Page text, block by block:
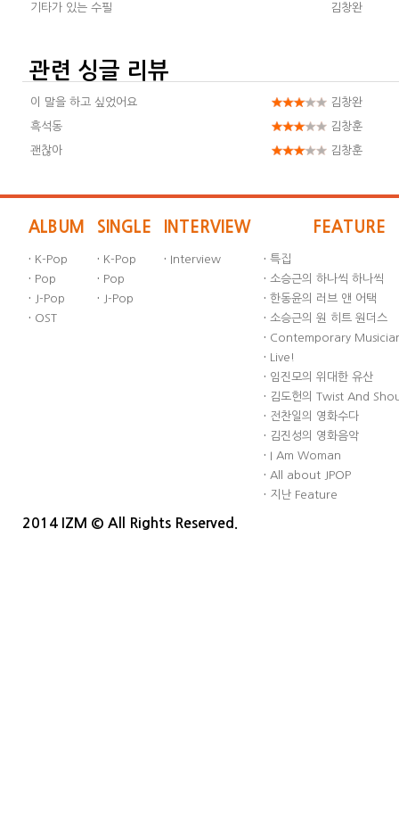
기타가 있는 수필 김창완
관련 싱글 리뷰
이 말을 하고 싶었어요 김창완
흑석동 김창훈
괜찮아 김창훈
ALBUM
· K-Pop
· Pop
· J-Pop
· OST
SINGLE
· K-Pop
· Pop
· J-Pop
INTERVIEW
· Interview
FEATURE
· 특집
· 소승근의 하나씩 하나씩
· 한동윤의 러브 앤 어택
· 소승근의 원 히트 원더스
· Contemporary
· Live!
· 임진모의 위대한 유산
· 김도헌의 Twist And
· 전찬일의 영화수다
· 김진성의 영화음악
· I Am Woman
· All about JPOP
· 지난 Feature
2014 IZM © All Rights Reserved.